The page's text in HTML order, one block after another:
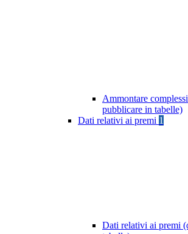
Ammontare
pubblicare in tabelle)
Dati relativi ai premi 1
Dati relativi ai premi